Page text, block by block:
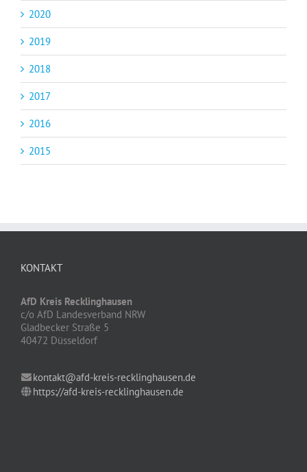
2020
2019
2018
2017
2016
2015
KONTAKT
AfD Kreis Recklinghausen
c/o AfD Landesverband NRW
Gladbecker Straße 5
40472 Düsseldorf
kontakt@afd-kreis-recklinghausen.de
https://afd-kreis-recklinghausen.de